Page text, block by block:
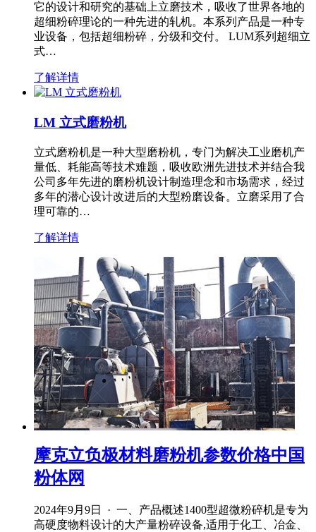
它的设计和研究的基础上立磨技术，吸收了世界各地的
超细粉碎理论的一种先进的轧机。本系列产品是一种专
业设备，包括超细粉碎，分级和交付。 LUM系列超细立
式…
了解详情
LM 立式磨粉机
立式磨粉机是一种大型磨粉机，专门为解决工业磨机产
量低、耗能高等技术难题，吸收欧洲先进技术并结合我
公司多年先进的磨粉机设计制造理念和市场需求，经过
多年的潜心设计改进后的大型粉磨设备。立磨采用了合
理可靠的…
了解详情
摩克立负极材料磨粉机参数价格中国
粉体网
2024年9月9日 · 一、产品概述1400型超微粉碎机是专为
高硬度物料设计的大产量粉碎设备,适用于化工、冶金、